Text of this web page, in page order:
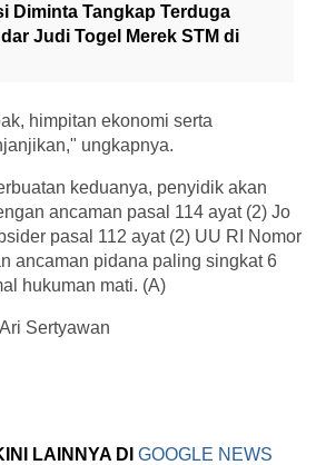
Diminta Tangkap Terduga
Judi Togel Merek STM di
himpitan ekonomi serta
ungkapnya.
keduanya, penyidik akan
ancaman pasal 114 ayat (2) Jo
pasal 112 ayat (2) UU RI Nomor
ancaman pidana paling singkat 6
hukuman mati. (A)
Sertyawan
LAINNYA DI GOOGLE NEWS